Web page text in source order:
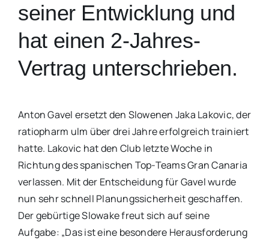
seiner Entwicklung und
hat einen 2-Jahres-
Vertrag unterschrieben.
Anton Gavel ersetzt den Slowenen Jaka Lakovic, der
ratiopharm ulm über drei Jahre erfolgreich trainiert
hatte. Lakovic hat den Club letzte Woche in
Richtung des spanischen Top-Teams Gran Canaria
verlassen. Mit der Entscheidung für Gavel wurde
nun sehr schnell Planungssicherheit geschaffen.
Der gebürtige Slowake freut sich auf seine
Aufgabe: „Das ist eine besondere Herausforderung